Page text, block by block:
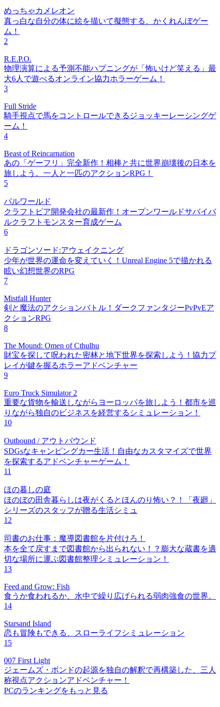
めっちゃカメレオン
真っ白な自分の体に絵を描いて擬態する、かくれんぼゲー
ム！
2
R.E.P.O.
物理演算による予測不能ハプニングが「怖いけど笑える」最
大6人で遊べるオンライン協力ホラーゲーム！
3
Full Stride
騎手視点で馬をコントロールできるジョッキーレーシングゲ
ーム！
4
Beast of Reincarnation
あの「ゲーフリ」完全新作！相棒と共に世界崩壊後の日本を
旅しよう。一人と一匹のアクションRPG！
5
パルワールド
クラフトピア開発会社の最新作！オープンワールドサバイバ
ルクラフトモンスター育成ゲーム
6
ドラゴンソード:アウェイクニング
少年が世界の運命を変えていく！Unreal Engine 5で描かれる
眩い幻想世界のRPG
7
Mistfall Hunter
剣と魔法のアクションバトル！ダークファンタジーPvPvEア
クションRPG
8
The Mound: Omen of Cthulhu
財宝を探して呪われた密林と地下世界を探索しよう！協力プ
レイが鍵を握るホラーアドベンチャー
9
Euro Truck Simulator 2
重要な貨物を輸送しながらヨーロッパを旅しよう！都市を巡
りながら独自のビジネスを経営するシミュレーション！
10
Outbound / アウトバウンド
SDGsなキャンピングカー生活！自由なカスタマイズで世界
を探索するアドベンチャーゲーム！
11
ほの暮しの庭
ほのぼの田舎暮らしは夜がくるとほんのり怖い？！「夜廻」
シリーズのスタッフが贈る生活シミュ
12
司書のお仕事：魔導図書館を片付けろ！
本を全て戻すまで図書館から出られない！？膨大な蔵書を適
切な場所に運ぶ図書館整理シミュレーション！
13
Feed and Grow: Fish
食うか食われるか、水中で繰り広げられる弱肉強食の世界。
14
Starsand Island
恋も冒険もできる、スローライフシミュレーション
15
007 First Light
ジェームズ・ボンドの起源を独自の解釈で再構築した、三人
称視点アクションアドベンチャー！
PCのランキングをもっと見る